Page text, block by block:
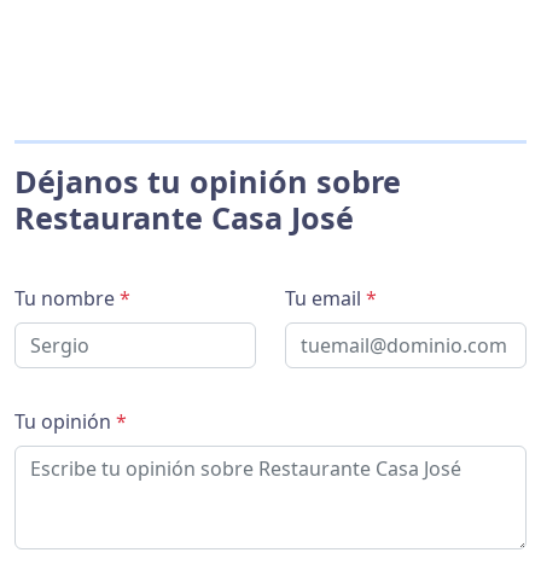
Déjanos tu opinión sobre
Restaurante Casa José
Tu nombre* Tu email *
Tu opinión *